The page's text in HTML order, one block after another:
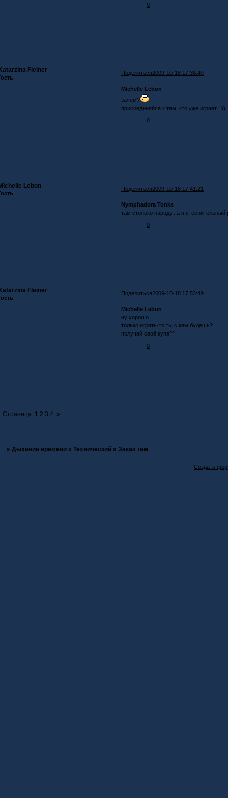
0
Поделиться2009-10-18 17:38:49
Fleiner
Michelle Lebon
зачем?
присоединяйся к тем, кто уже играет =))
0
Поделиться2009-10-18 17:41:21
Lebon
Nymphadora Tonks
там столько народу.. а я стеснительный
0
Поделиться2009-10-18 17:53:49
Fleiner
Michelle Lebon
ну хорошо..
только играть-то ты с кем будешь?
получай своё купе^^
0
Страница: 1 2 3 4 »
»Дыхание времени »Технический »Заказ тем
Создать